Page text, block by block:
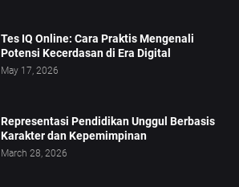
Tes IQ Online: Cara Praktis Mengenali
Potensi Kecerdasan di Era Digital
May 17, 2026
Representasi Pendidikan Unggul Berbasis
Karakter dan Kepemimpinan
March 28, 2026